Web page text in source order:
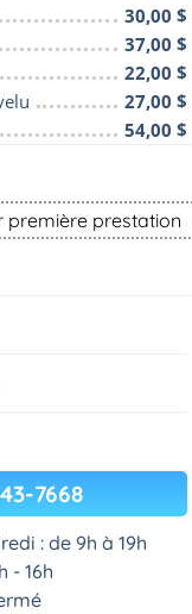
30,00 $
37,00 $
22,00 $
27,00 $
54,00 $
première prestation
7668
: de 9h à 19h
- 16h